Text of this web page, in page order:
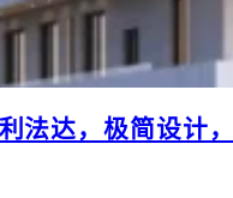
法达，极简设计